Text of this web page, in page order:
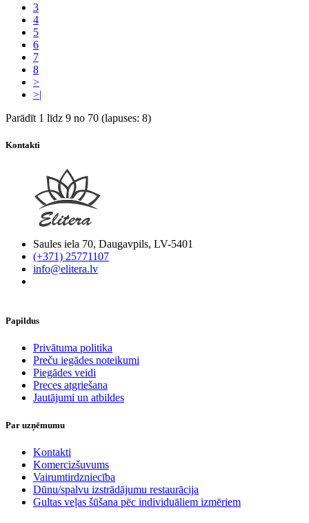
3
4
5
6
7
8
>
>|
Parādīt 1 līdz 9 no 70 (lapuses: 8)
Kontakti
Saules iela 70, Daugavpils, LV-5401
(+371) 25771107
info@elitera.lv
Papildus
​Privātuma politika
Preču iegādes noteikumi
Piegādes veidi
Preces atgriešana
Jautājumi un atbildes
Par uzņēmumu
Kontakti
Komercizšuvums
Vairumtirdzniecība
Dūnu/spalvu izstrādājumu restaurācija
Gultas veļas šūšana pēc individuāliem izmēriem